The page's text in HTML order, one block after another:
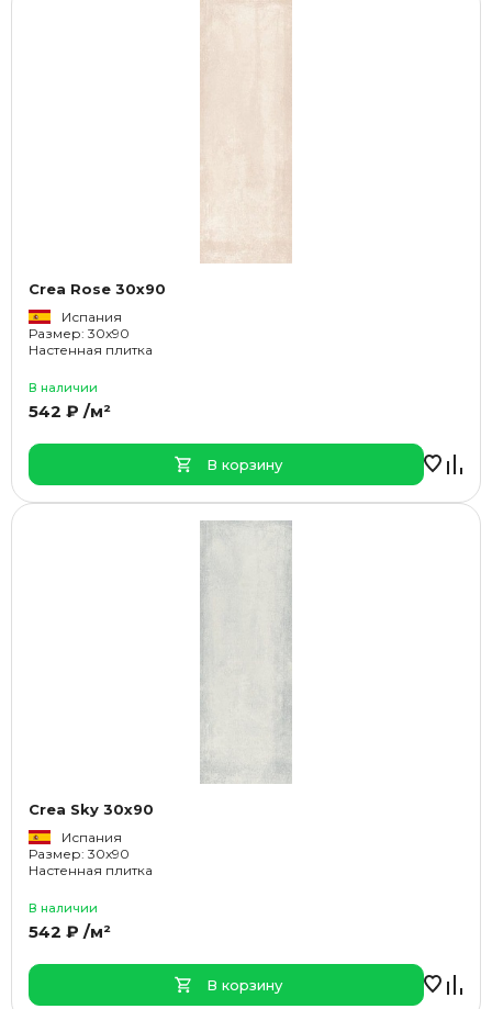
Crea Rose 30x90
Испания
Размер: 30x90
Настенная плитка
В наличии
542 ₽ /м²
В корзину
Crea Sky 30x90
Испания
Размер: 30x90
Настенная плитка
В наличии
542 ₽ /м²
В корзину